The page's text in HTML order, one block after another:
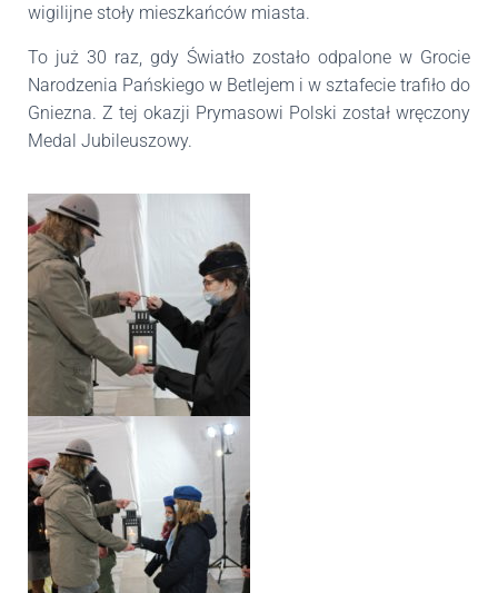
wigilijne stoły mieszkańców miasta.
To już 30 raz, gdy Światło zostało odpalone w Grocie
Narodzenia Pańskiego w Betlejem i w sztafecie trafiło do
Gniezna. Z tej okazji Prymasowi Polski został wręczony
Medal Jubileuszowy.